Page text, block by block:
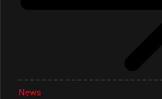
News